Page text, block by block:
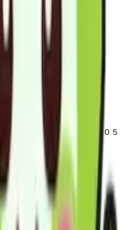
７ライフピア松原１０５
３－３７ライフピア松原１０５